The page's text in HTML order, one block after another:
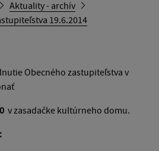
Aktuality - archív
19.6.2014
Obecného zastupiteľstva v
v zasadačke kultúrneho domu.